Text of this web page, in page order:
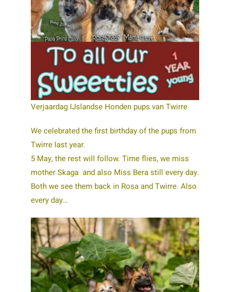
Verjaardag IJslandse Honden pups van Twirre
We celebrated the first birthday of the pups from
Twirre last year.
5 May, the rest will follow. Time flies, we miss
mother Skaga and also Miss Bera still every day.
Both we see them back in Rosa and Twirre. Also
every day…